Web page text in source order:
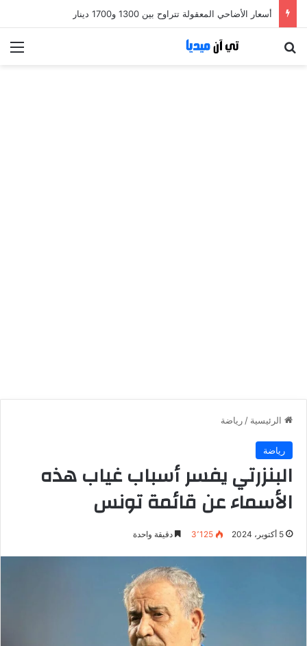
أسعار الأضاحي المعقولة تتراوح بين 1300 و1700 دينار
الرئيسية / رياضة
رياضة
البنزرتي يفسر أسباب غياب هذه
الأسماء عن قائمة تونس
5 أكتوبر، 2024 3٬125 دقيقة واحدة